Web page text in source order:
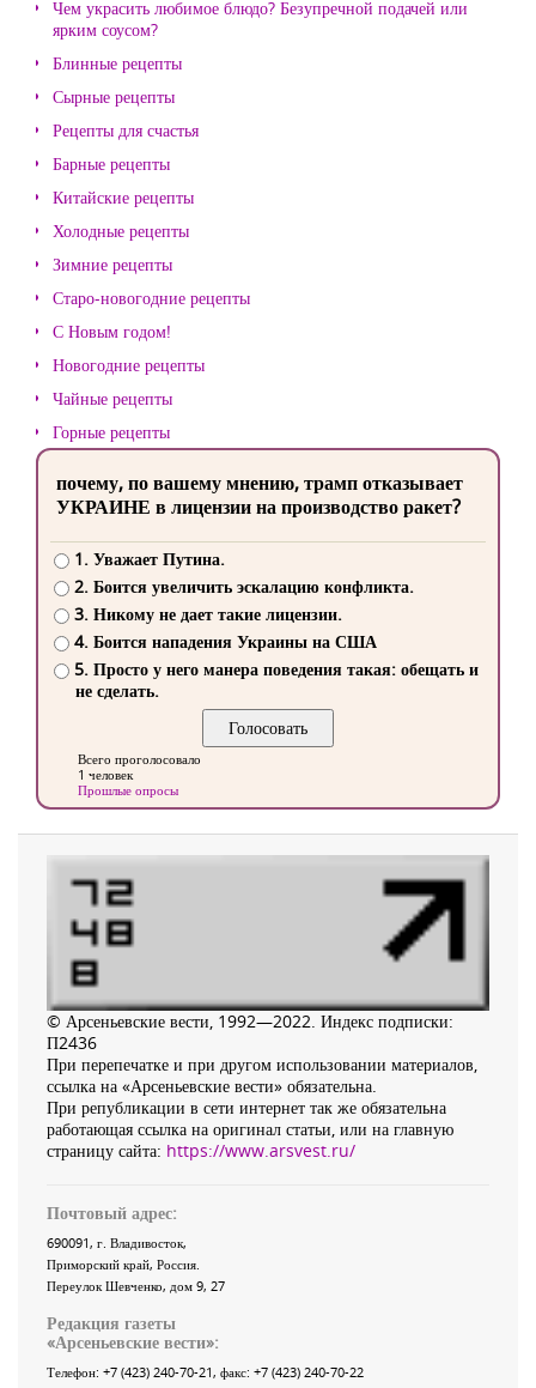
Чем украсить любимое блюдо? Безупречной подачей или
ярким соусом?
Блинные рецепты
Сырные рецепты
Рецепты для счастья
Барные рецепты
Китайские рецепты
Холодные рецепты
Зимние рецепты
Старо-новогодние рецепты
С Новым годом!
Новогодние рецепты
Чайные рецепты
Горные рецепты
почему, по вашему мнению, трамп отказывает
УКРАИНЕ в лицензии на производство ракет?
1. Уважает Путина.
2. Боится увеличить эскалацию конфликта.
3. Никому не дает такие лицензии.
4. Боится нападения Украины на США
5. Просто у него манера поведения такая: обещать и
не сделать.
Всего проголосовало
1 человек
Прошлые опросы
© Арсеньевские вести, 1992—2022. Индекс подписки:
П2436
При перепечатке и при другом использовании материалов,
ссылка на «Арсеньевские вести» обязательна.
При републикации в сети интернет так же обязательна
работающая ссылка на оригинал статьи, или на главную
страницу сайта: https://www.arsvest.ru/
Почтовый адрес:
690091, г. Владивосток,
Приморский край, Россия
Переулок Шевченко, дом 9, 27
Редакция газеты
«Арсеньевские вести»:
Телефон: +7 (423) 240-70-21, факс: +7 (423) 240-70-22